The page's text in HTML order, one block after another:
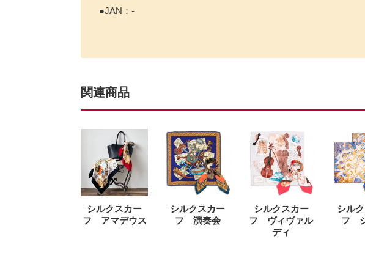
●JAN：-
関連商品
シルクスカー
フ アマデウス
シルクスカー
フ 演奏会
シルクスカー
フ ヴィヴァル
ディ
シル
フ